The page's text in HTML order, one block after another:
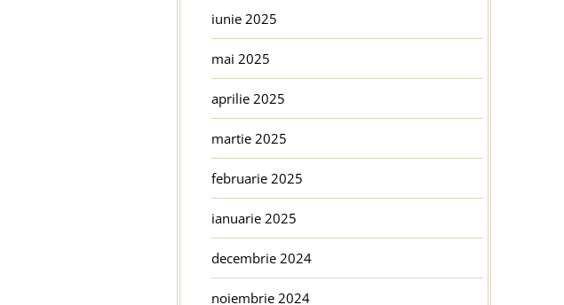
iunie 2025
mai 2025
aprilie 2025
martie 2025
februarie 2025
ianuarie 2025
decembrie 2024
noiembrie 2024